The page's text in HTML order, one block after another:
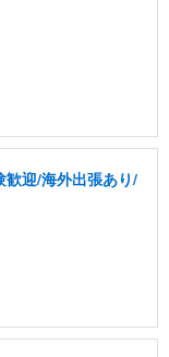
歓迎/海外出張あり/